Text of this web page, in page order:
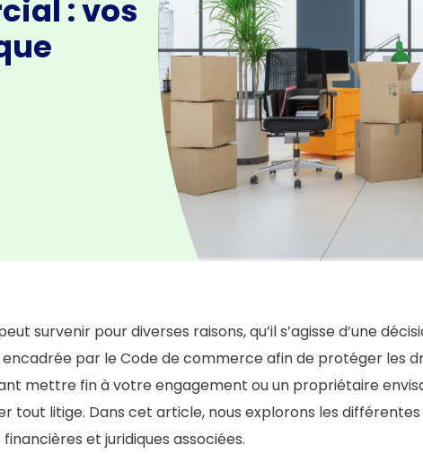
: vos
survenir pour diverses raisons, qu’il s’agisse d’une
par le Code de commerce afin de protéger les
mettre fin à votre engagement ou un propriétaire
litige. Dans cet article, nous explorons les
et juridiques associées.